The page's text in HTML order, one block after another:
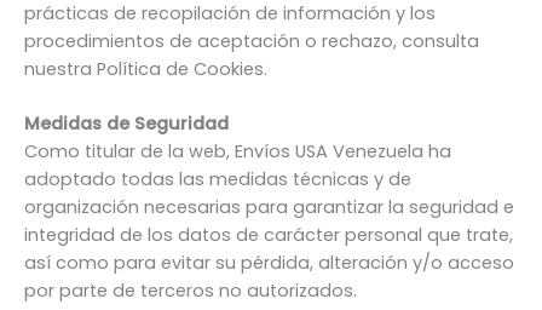
prácticas de recopilación de información y los
procedimientos de aceptación o rechazo, consulta
nuestra Política de Cookies.
Medidas de Seguridad
Como titular de la web, Envíos USA Venezuela ha
adoptado todas las medidas técnicas y de
organización necesarias para garantizar la seguridad e
integridad de los datos de carácter personal que trate,
así como para evitar su pérdida, alteración y/o acceso
por parte de terceros no autorizados.